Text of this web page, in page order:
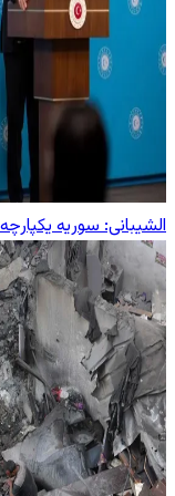
الشیبانی: سوریه